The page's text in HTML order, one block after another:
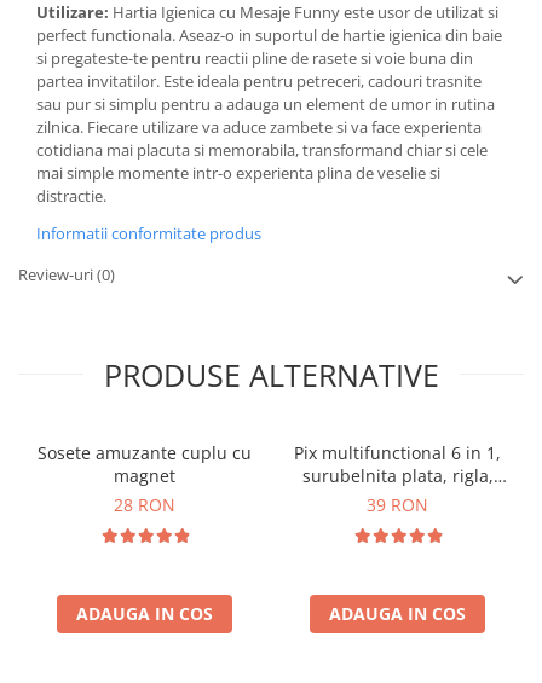
Utilizare: Hartia Igienica cu Mesaje Funny este usor de utilizat si
perfect functionala. Aseaz-o in suportul de hartie igienica din baie
si pregateste-te pentru reactii pline de rasete si voie buna din
partea invitatilor. Este ideala pentru petreceri, cadouri trasnite
sau pur si simplu pentru a adauga un element de umor in rutina
zilnica. Fiecare utilizare va aduce zambete si va face experienta
cotidiana mai placuta si memorabila, transformand chiar si cele
mai simple momente intr-o experienta plina de veselie si
distractie.
Informatii conformitate produs
Review-uri(0)
PRODUSE ALTERNATIVE
Sosete amuzante cuplu cu
magnet
28 RON
ADAUGA IN COS
Pix multifunctional 6 in 1,
surubelnita plata, rigla,
capat touchscreen, nivela
39 RON
ADAUGA IN COS